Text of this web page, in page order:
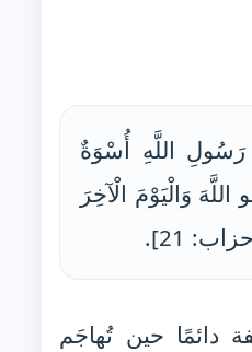
اللَّهِ أُسْوَةٌ
وَالْيَوْمَ الْآخِرَ
21].
دائمًا حين تُهاجَم